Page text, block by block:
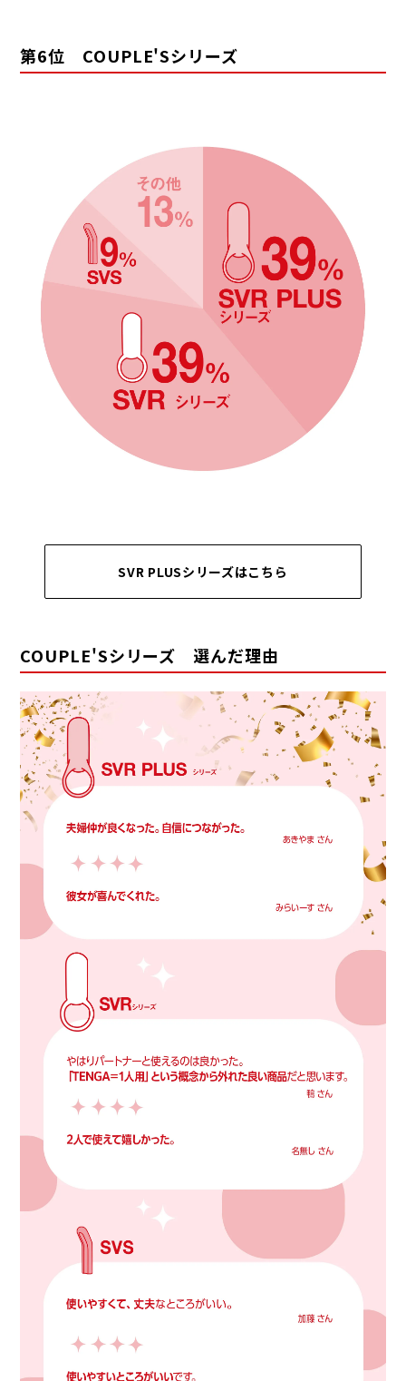
第6位 COUPLE'Sシリーズ
SVR PLUSシリーズはこちら
COUPLE'Sシリーズ 選んだ理由